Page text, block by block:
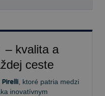
– kvalita a
ceste
, ktoré patria medzi
inovatívnym